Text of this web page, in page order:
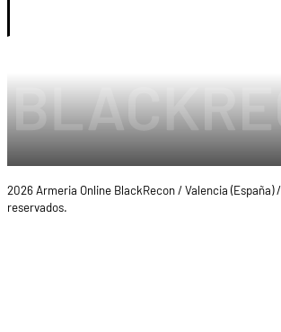
2026 Armeria Online BlackRecon / Valencia (España)
reservados.